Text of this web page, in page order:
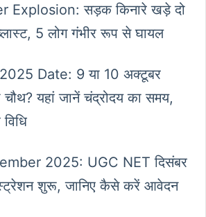
Explosion: सड़क किनारे खड़े दो
5 लोग गंभीर रूप से घायल
Date: 9 या 10 अक्टूबर
यहां जानें चंद्रोदय का समय,
2025: UGC NET दिसंबर
शुरू, जानिए कैसे करें आवेदन